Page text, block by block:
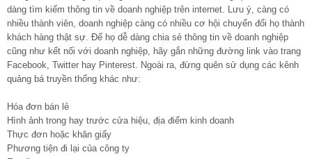
dàng tìm kiếm thông tin về doanh nghiệp trên internet. Lưu ý, càng có
nhiều thành viên, doanh nghiệp càng có nhiều cơ hội chuyển đổi họ thành
khách hàng thật sự. Để họ dễ dàng chia sẻ thông tin về doanh nghiệp
cũng như kết nối với doanh nghiệp, hãy gắn những đường link vào trang
Facebook, Twitter hay Pinterest. Ngoài ra, đừng quên sử dụng các kênh
quảng bá truyền thống khác như:
Hóa đơn bán lẻ
Hình ảnh trong hay trước cửa hiệu, địa điểm kinh doanh
Thực đơn hoặc khăn giấy
Phương tiện đi lại của công ty